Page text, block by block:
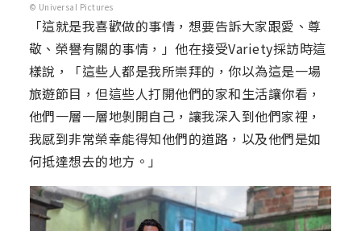
© Universal Pictures
「這就是我喜歡做的事情，想要告訴大家跟愛、尊
敬、榮譽有關的事情，」他在接受Variety採訪時這
樣說，「這些人都是我所崇拜的，你以為這是一場
旅遊節目，但這些人打開他們的家和生活讓你看，
他們一層一層地剝開自己，讓我深入到他們家裡，
我感到非常榮幸能得知他們的道路，以及他們是如
何抵達想去的地方。」